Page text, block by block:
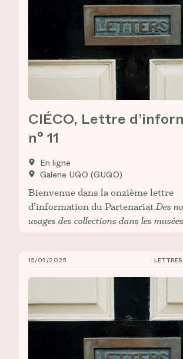
CIÉCO, Lettre
n° 11
En ligne
Galerie UQO (GUQO)
Bienvenue dans la onzième lettre
d’information du Partenariat Des
usages des collections dans les
CIÉCO, Lettre d’information n° 10
15/09/2025